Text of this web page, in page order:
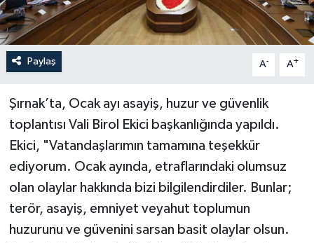
Paylaş A- A+
Şırnak’ta, Ocak ayı asayiş, huzur ve güvenlik
toplantısı Vali Birol Ekici başkanlığında yapıldı.
Ekici, "Vatandaşlarımın tamamına teşekkür
ediyorum. Ocak ayında, etraflarındaki olumsuz
olan olaylar hakkında bizi bilgilendirdiler. Bunlar;
terör, asayiş, emniyet veyahut toplumun
huzurunu ve güvenini sarsan basit olaylar olsun.
Yerel